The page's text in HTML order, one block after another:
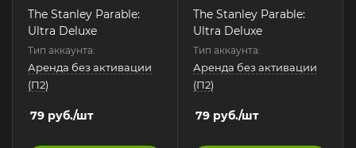
The Stanley Parable:
Ultra Deluxe
Тип аккаунта:
Аренда без активации
(П2)
79 руб./шт
The Stanley Parable:
Ultra Deluxe
Тип аккаунта:
Аренда без активации
(П2)
79 руб./шт